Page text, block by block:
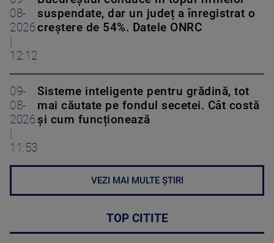
08-
2026
12:12
suspendate, dar un județ a înregistrat o
creștere de 54%. Datele ONRC
09-
08-
2026
11:53
Sisteme inteligente pentru grădină, tot
mai căutate pe fondul secetei. Cât costă
și cum funcționează
VEZI MAI MULTE ȘTIRI
TOP CITITE